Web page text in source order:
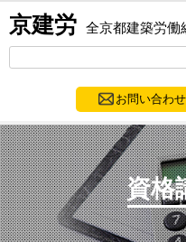
京建労 全京都建築労働
お問い合わせ
資格